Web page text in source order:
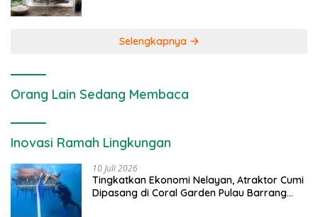
Selengkapnya
Orang Lain Sedang Membaca
Inovasi Ramah Lingkungan
10 Juli 2026
Tingkatkan Ekonomi Nelayan, Atraktor Cumi
Dipasang di Coral Garden Pulau Barrang